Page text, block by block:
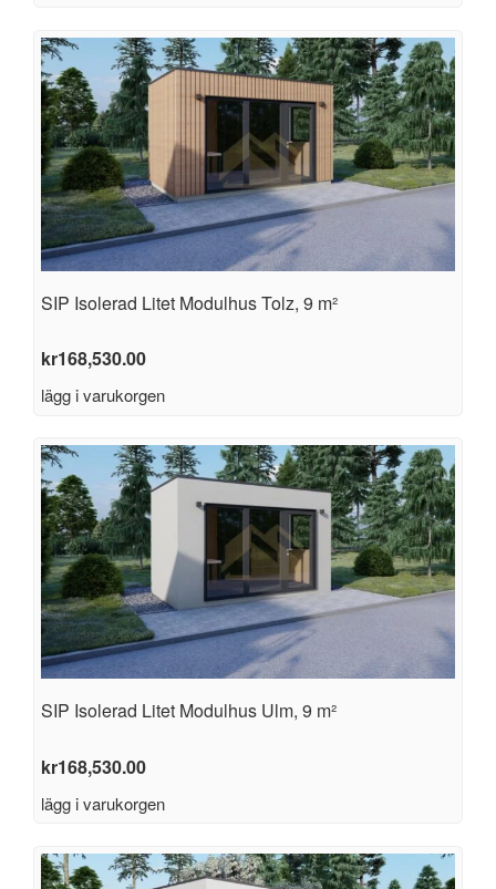
SIP Isolerad Litet Modulhus Tolz, 9 m²
kr168,530.00
lägg i varukorgen
SIP Isolerad Litet Modulhus Ulm, 9 m²
kr168,530.00
lägg i varukorgen